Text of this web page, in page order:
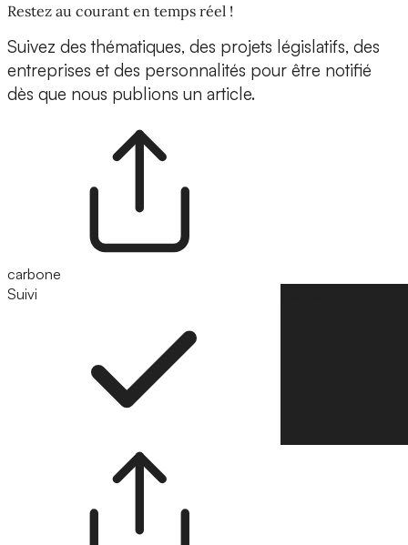
Restez au courant en temps réel !
Suivez des thématiques, des projets législatifs, des
entreprises et des personnalités pour être notifié
dès que nous publions un article.
carbone
Suivi